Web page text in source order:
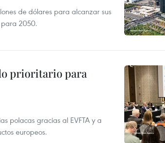
de dólares para alcanzar sus
para 2050.
prioritario para
polacas gracias al EVFTA y a
europeos.